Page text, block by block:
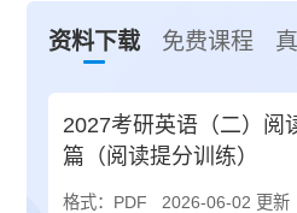
资料下载 免费课程
2027考研英语（二）阅
篇（阅读提分训练）
格式：PDF 2026-06-02 更新